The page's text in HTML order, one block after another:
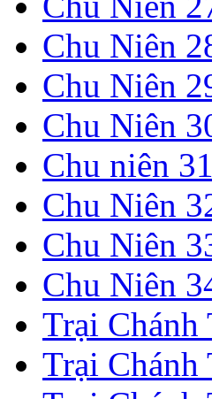
Chu Niên
Chu Niên
Chu Niên
Chu niên 31
Chu Niên
Chu Niên
Chu Niên
Trại Chánh
Trại Chánh